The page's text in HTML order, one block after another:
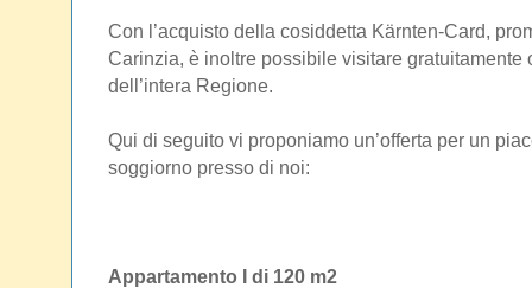
Con l’acquisto della cosiddetta Kärnten-Card,
Carinzia, è inoltre possibile visitare gratuitamente
dell’intera Regione.
Qui di seguito vi proponiamo un’offerta per un
soggiorno presso di noi:
Appartamento I di 120 m2